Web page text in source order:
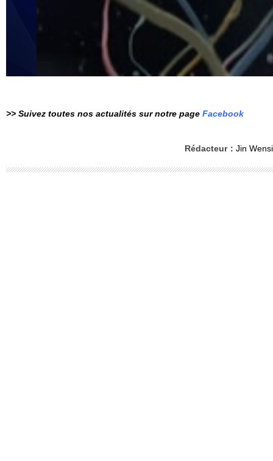
>> Suivez toutes nos actualités sur notre page Facebook
Rédacteur： Jin Wensi